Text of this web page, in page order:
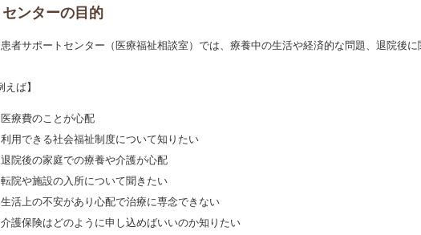
センターの目的
患者サポートセンター（医療福祉相談室）では、療養中の生活や経済的な問題、退院後
えば】
医療費のことが心配
利用できる社会福祉制度について知りたい
退院後の家庭での療養や介護が心配
転院や施設の入所について聞きたい
生活上の不安があり心配で治療に専念できない
介護保険はどのように申し込めばいいのか知りたい